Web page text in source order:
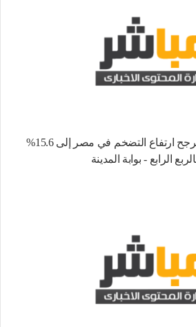
استطلاع لـ «رويترز» يرجح ارتفاع التضخم في مصر إلى 15.6%
الرابع - بوابة المدينة